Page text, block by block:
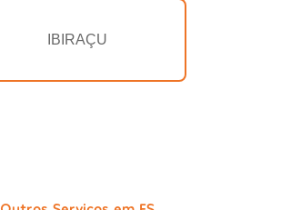
IBIRAÇU